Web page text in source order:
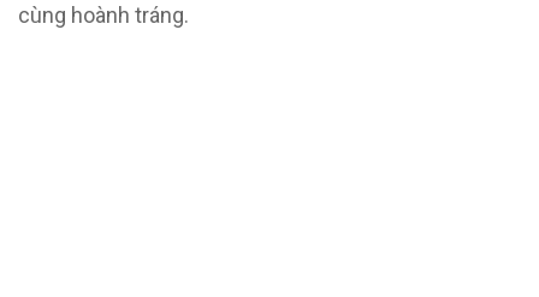
cùng hoành tráng.